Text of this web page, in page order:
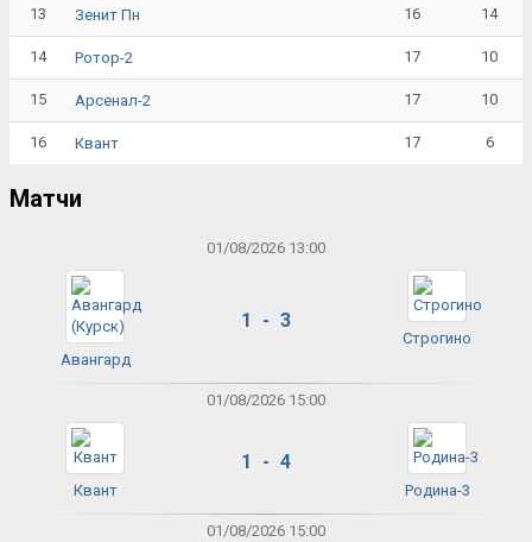
13 Зенит Пн 16 14
14 Ротор-2 17 10
15 Арсенал-2 17 10
16 Квант 17 6
Матчи
01/08/2026 13:00
Авангард
1 - 3
Строгино
01/08/2026 15:00
Квант
1 - 4
Родина-3
01/08/2026 15:00